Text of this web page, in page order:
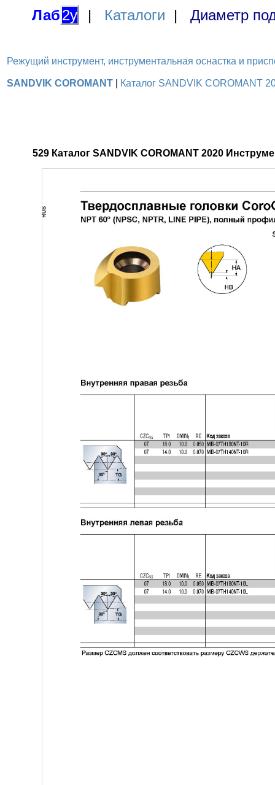
Лаб2у | Каталоги | Диаметр
Режущий инструмент, инструментальная оснастка и
SANDVIK COROMANT Каталог SANDVIK COROMANT
529 Каталог SANDVIK COROMANT 2020